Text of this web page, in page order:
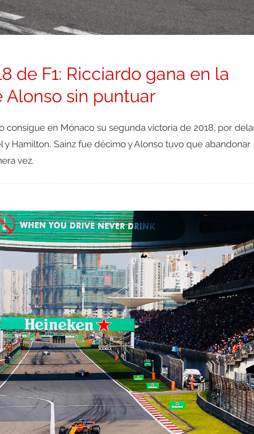
de F1: Ricciardo gana en la
sin puntuar
consigue en Mónaco su segunda victoria de 2018, por
y Hamilton. Sainz fue décimo y Alonso tuvo que abandonar
vez.